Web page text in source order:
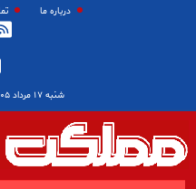
درباره ما
شنبه ۱۷ مرداد ۱۴۰۵